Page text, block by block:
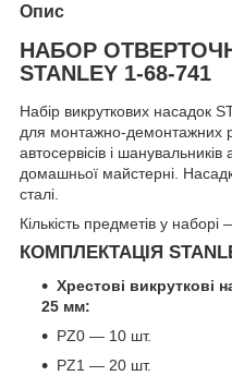
Опис
НАБОР
STANLEY 1-68-741
Набір викруткових насадок
для монтажно-демонтажних
автосервісів і
домашньої майстерні.
сталі.
Кількість предметів у
КОМПЛЕКТАЦІЯ
Хрестові викруткові
25 мм:
PZ0 — 10 шт.
PZ1 — 20 шт.